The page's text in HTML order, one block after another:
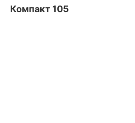
Компакт 105